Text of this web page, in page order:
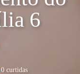
6
0curtidas